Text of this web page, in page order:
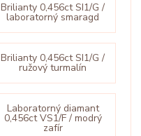
Brilianty 0,456ct SI1/G /
laboratorný smaragd
Brilianty 0,456ct SI1/G /
ružový turmalín
Laboratorný diamant
0,456ct VS1/F / modrý
zafír